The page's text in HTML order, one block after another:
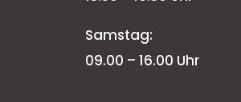
Samstag:
09.00 – 16.00 Uhr